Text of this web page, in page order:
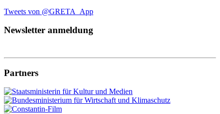
Tweets von @GRETA_App
Newsletter anmeldung
Partners